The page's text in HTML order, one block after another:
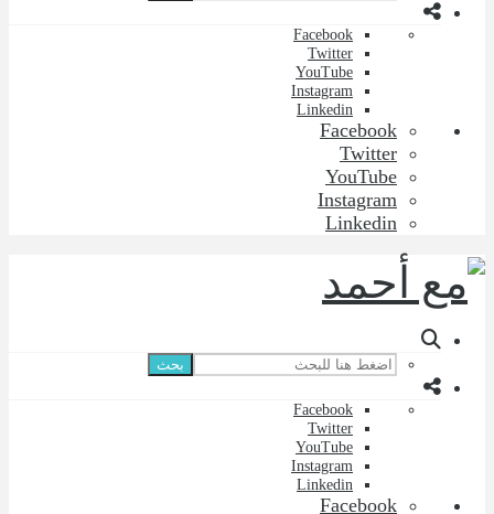
Facebook
Twitter
YouTube
Instagram
Linkedin
Facebook
Twitter
YouTube
Instagram
Linkedin
بحث
Facebook
Twitter
YouTube
Instagram
Linkedin
Facebook